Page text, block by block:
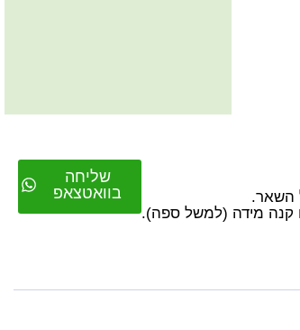
שליחה
בוואטצאפ
קנה מידה (למשל ספה).